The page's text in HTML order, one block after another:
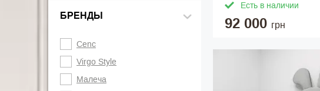
БРЕНДЫ
Cenc
Virgo Style
Малеча
Есть в наличии
92 000 грн